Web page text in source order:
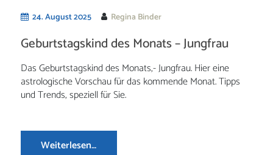
24. August 2025 Regina Binder
Geburtstagskind des Monats – Jungfrau
Das Geburtstagskind des Monats,- Jungfrau. Hier eine
astrologische Vorschau für das kommende Monat. Tipps
und Trends, speziell für Sie.
Weiterlesen…